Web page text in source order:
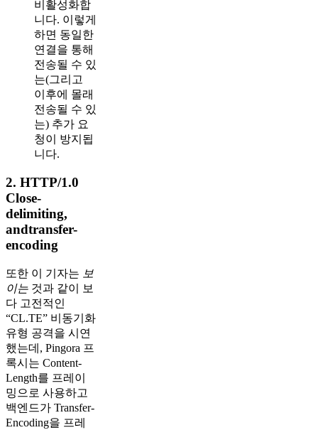
비활성화합
니다. 이렇게
하면 동일한
연결을 통해
전송될 수 있
는(그리고
이후에 몰래
전송될 수 있
는) 추가 요
청이 방지됩
니다.
2. HTTP/1.0
Close-
delimiting,
andtransfer-
encoding
또한 이 기자는 보
이는 것과 같이 보
다 고전적인
“CL.TE” 비동기화
유형 공격을 시연
했는데, Pingora 프
록시는 Content-
Length를 프레이
밍으로 사용하고
백엔드가 Transfer-
Encoding을 프레